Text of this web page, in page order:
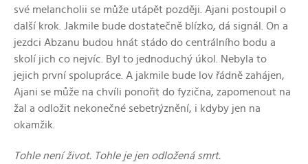
své melancholii se může utápět později. Ajani postoupil o
další krok. Jakmile bude dostatečně blízko, dá signál. On a
jezdci Abzanu budou hnát stádo do centrálního bodu a
skolí jich co nejvíc. Byl to jednoduchý úkol. Nebyla to
jejich první spolupráce. A jakmile bude lov řádně zahájen,
Ajani se může na chvíli ponořit do fyzična, zapomenout na
žal a odložit nekonečné sebetrýznění, i kdyby jen na
okamžik.
Tohle není život. Tohle je jen odložená smrt.